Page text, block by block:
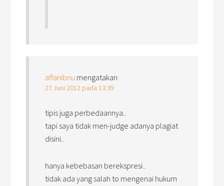
affanibnu mengatakan
27 Juni 2012 pada 13:39
tipis juga perbedaannya..
tapi saya tidak men-judge adanya plagiat
disini..
hanya kebebasan berekspresi..
tidak ada yang salah to mengenai hukum